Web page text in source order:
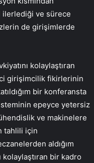
ilerlediği ve sürece
de girişimlerde
kolaylaştıran
girişimcilik fikirlerinin
bir konferansta
epeyce yetersiz
ve makinelere
tahlili için
aldığım
bir kadro